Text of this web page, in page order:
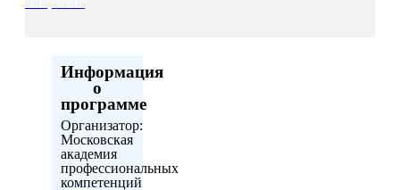
Информация
о
программе
Организатор:
Московская
академия
профессиональных
компетенций